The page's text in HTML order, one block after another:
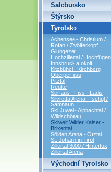
Salcbursko
Štýrsko
Tyrolsko
Achensee - Christlum /
Rofan / Zwölferkopf
Glungezer
Hochzillertal / Hochfügen
Innsbruck a okolí
Kitzbühel - Kirchberg
Oberperfuss
Pitztal
Reutte
Serfaus - Fiss - Ladis
Silvretta Arena - Ischgl /
Samnaun
Ski Juwel - Alpbachtal /
Wildschönau
Skiwelt Wilder Kaiser -
Brixental
Sölden Arena - Ötztal
St. Johann in Tirol
Zillertal 3000 / Hintertux
Zillertal Arena
Východní Tyrolsko